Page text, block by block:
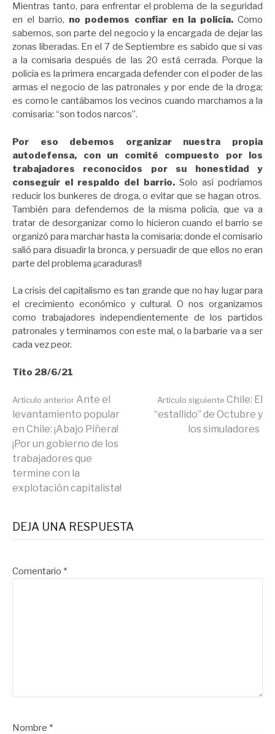
Mientras tanto, para enfrentar el problema de la seguridad
en el barrio, no podemos confiar en la policía.Como
sabemos, son parte del negocio y la encargada de dejar las
zonas liberadas. En el 7 de Septiembre es sabido que si vas
a la comisaria después de las 20 está cerrada. Porque la
policía es la primera encargada defender con el poder de las
armas el negocio de las patronales y por ende de la droga;
es como le cantábamos los vecinos cuando marchamos a la
comisaria: “son todos narcos”.
Por eso debemos organizar nuestra propia
autodefensa, con un comité compuesto por los
trabajadores reconocidos por su honestidad y
conseguir el respaldo del barrio. Solo así podríamos
reducir los bunkeres de droga, o evitar que se hagan otros.
También para defendernos de la misma policía, que va a
tratar de desorganizar como lo hicieron cuando el barrio se
organizó para marchar hasta la comisaria; donde el comisario
salió para disuadir la bronca, y persuadir de que ellos no eran
parte del problema ¡¡caraduras!!
La crisis del capitalismo es tan grande que no hay lugar para
el crecimiento económico y cultural. O nos organizamos
como trabajadores independientemente de los partidos
patronales y terminamos con este mal, o la barbarie va a ser
cada vez peor.
Tito 28/6/21
Seguir
leyendo
Artículo anterior Ante el
levantamiento popular
en Chile: ¡Abajo Piñera!
¡Por un gobierno de los
trabajadores que
termine con la
explotación capitalista!
Artículo siguiente Chile: El
“estallido” de Octubre y
los simuladores
DEJA UNA RESPUESTA
Comentario *
Nombre *